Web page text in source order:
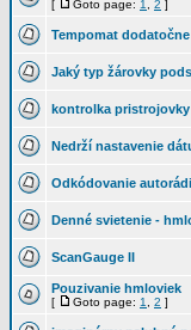
[ Goto page: 1 2 ]
Tempomat
Jaký typ žárovky
kontrolka pristrojovky
Nedrží nastavenie
Odkódovanie
Denné svietenie -
ScanGauge II
Pouzivanie hmloviek
[ Goto page: 1 2 ]